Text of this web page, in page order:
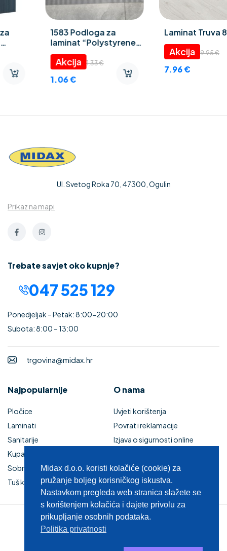
1583 Podloga za
laminat “Polystyrene
foam” 3 mm
1.33€
1.06
Laminat Truva 8 mm
9.95 €
7.96
Ul. Svetog Roka 70, 47300, Ogulin
Prikaz na mapi
Trebate savjet oko kupnje?
047 525 129
Ponedjeljak – Petak: 8:00-20:00
Subota: 8:00 – 13:00
trgovina@midax.hr
Najpopularnije
Pločice
Laminati
Sanitarije
Kupaonski namještaj
Sobna vrata
Tuš kabine i kade
O nama
Uvjeti korištenja
Povrat i reklamacije
Izjava o sigurnosti online
Kupaonski namještaj
Zaštita privatnosti
© 2025 MIDAX d.o.o.
Midax d.o.o. koristi kolačiće (cookie) za
pružanje boljeg korisničkog iskustva.
Nastavkom pregleda web stranica slažete se
s korištenjem kolačića i dajete privolu za
prikupljanje osobnih podataka.
Politika privatnosti